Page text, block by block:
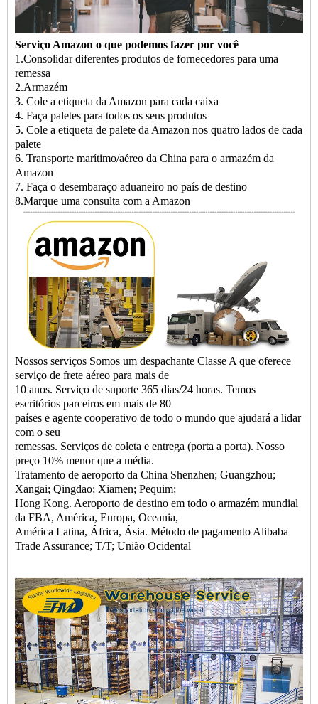
Serviço Amazon o que podemos fazer por você
1.Consolidar diferentes produtos de fornecedores para uma
remessa
2.Armazém
3. Cole a etiqueta da Amazon para cada caixa
4. Faça paletes para todos os seus produtos
5. Cole a etiqueta de palete da Amazon nos quatro lados de cada
palete
6. Transporte marítimo/aéreo da China para o armazém da
Amazon
7. Faça o desembaraço aduaneiro no país de destino
8.Marque uma consulta com a Amazon
Nossos serviços Somos um despachante Classe A que oferece
serviço de frete aéreo para mais de
10 anos. Serviço de suporte 365 dias/24 horas. Temos
escritórios parceiros em mais de 80
países e agente cooperativo de todo o mundo que ajudará a lidar
com o seu
remessas. Serviços de coleta e entrega (porta a porta). Nosso
preço 10% menor que a média.
Tratamento de aeroporto da China Shenzhen; Guangzhou;
Xangai; Qingdao; Xiamen; Pequim;
Hong Kong. Aeroporto de destino em todo o armazém mundial
da FBA, América, Europa, Oceania,
América Latina, África, Ásia. Método de pagamento Alibaba
Trade Assurance; T/T; União Ocidental